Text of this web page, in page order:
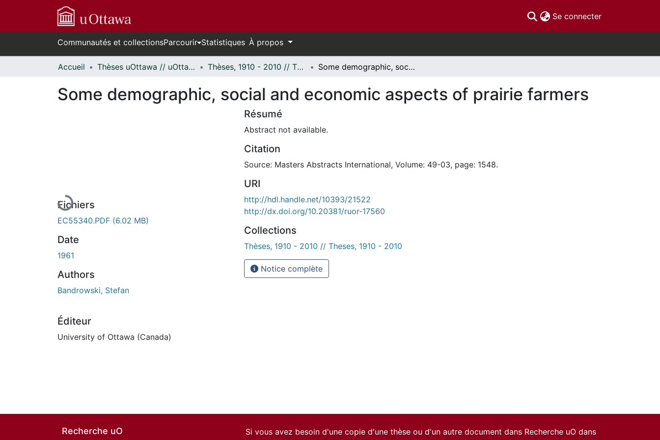
Se connecter(current)
Communautés et collectionsParcourir Statistiques À propos
Accueil Thèses uOttawa // uOttawa Theses Thèses, 1910 - 2010 // Theses, 1910 - 2010 Some demographic, social and economic aspects of prairie farmers
Some demographic, social and economic aspects of prairie farmers
Fichiers
EC55340.PDF (6.02 MB)
Date
1961
Authors
Bandrowski, Stefan
Éditeur
University of Ottawa (Canada)
Résumé
Abstract not available.
Citation
Source: Masters Abstracts International, Volume: 49-03, page: 1548.
URI
http://hdl.handle.net/10393/21522
http://dx.doi.org/10.20381/ruor-17560
Collections
Thèses, 1910 - 2010 // Theses, 1910 - 2010
Notice complète
Recherche uO
Si vous avez besoin d'une copie d'une thèse ou d'un autre document dans Recherche uO dans